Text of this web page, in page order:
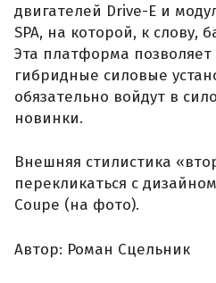
двигателей Drive-E и
SPA, на которой, к слову,
Эта платформа позволяет
гибридные силовые
обязательно войдут в
новинки.
Внешняя стилистика
перекликаться с
Coupe (на фото).
Автор: Роман Сцельник